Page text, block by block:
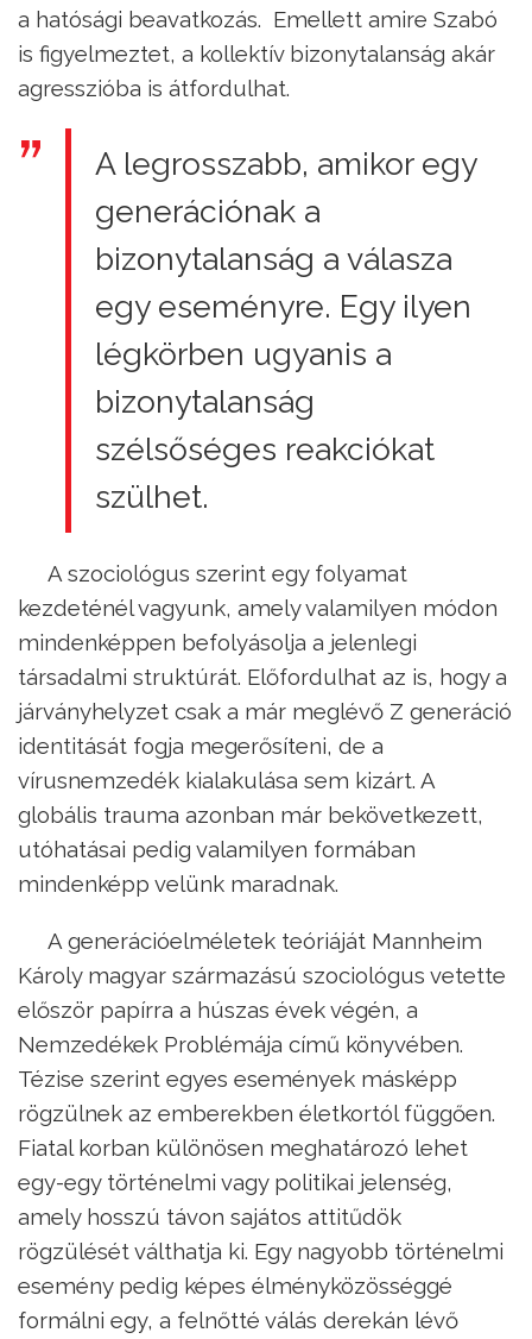
a hatósági beavatkozás. Emellett amire Szabó
is figyelmeztet, a kollektív bizonytalanság akár
agresszióba is átfordulhat.
A legrosszabb, amikor egy
generációnak a
bizonytalanság a válasza
egy eseményre. Egy ilyen
légkörben ugyanis a
bizonytalanság
szélsőséges reakciókat
szülhet.
A szociológus szerint egy folyamat
kezdeténél vagyunk, amely valamilyen módon
mindenképpen befolyásolja a jelenlegi
társadalmi struktúrát. Előfordulhat az is, hogy a
járványhelyzet csak a már meglévő Z generáció
identitását fogja megerősíteni, de a
vírusnemzedék kialakulása sem kizárt. A
globális trauma azonban már bekövetkezett,
utóhatásai pedig valamilyen formában
mindenképp velünk maradnak.
A generációelméletek teóriáját Mannheim
Károly magyar származású szociológus vetette
először papírra a húszas évek végén, a
Nemzedékek Problémája című könyvében.
Tézise szerint egyes események másképp
rögzülnek az emberekben életkortól függően.
Fiatal korban különösen meghatározó lehet
egy-egy történelmi vagy politikai jelenség,
amely hosszú távon sajátos attitűdök
rögzülését válthatja ki. Egy nagyobb történelmi
esemény pedig képes élményközösséggé
formálni egy, a felnőtté válás derekán lévő